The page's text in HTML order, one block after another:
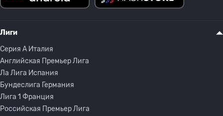
Лиги
Серия A Италия
Английская Премьер Лига
Ла Лига Испания
Бундеслига Германия
Лига 1 Франция
Российская Премьер Лига